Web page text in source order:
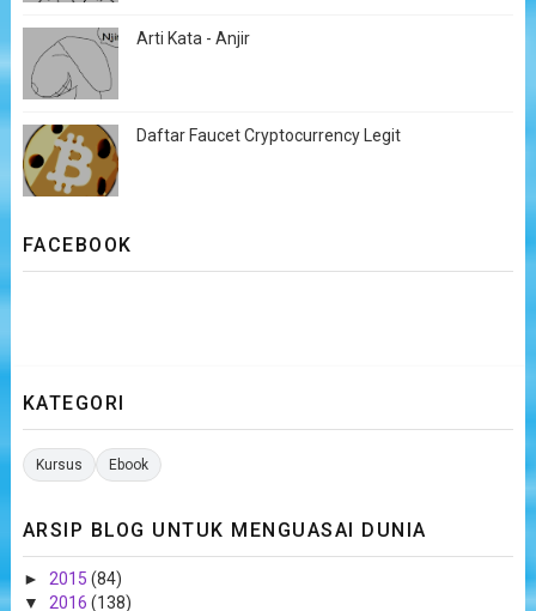
Arti Kata - Anjir
Daftar Faucet Cryptocurrency Legit
FACEBOOK
KATEGORI
Kursus Ebook
ARSIP BLOG UNTUK MENGUASAI DUNIA
► 2015 (84)
▼ 2016 (138)